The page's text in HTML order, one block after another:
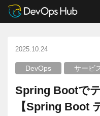
DevOps Hub ブログ
DevOps
Spring Bootでテストコードを実装！
2025.10.24
DevOps サービ
Spring Bootで
【Spring Boot